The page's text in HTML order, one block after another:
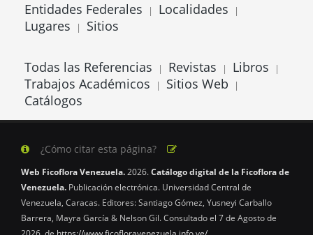
Entidades Federales | Localidades |
Lugares | Sitios
Todas las Referencias | Revistas | Libros |
Trabajos Académicos | Sitios Web |
Catálogos
¿Cómo citar esta página?
Web Ficoflora Venezuela.2026.Catálogo digital de la Ficoflora de
Venezuela. Publicación electrónica. Universidad Central de
Venezuela, Caracas. Editores: Santiago Gómez, Yusneyi Carballo
Barrera, Mayra García & Nelson Gil. Consultado el 7 de Agosto de